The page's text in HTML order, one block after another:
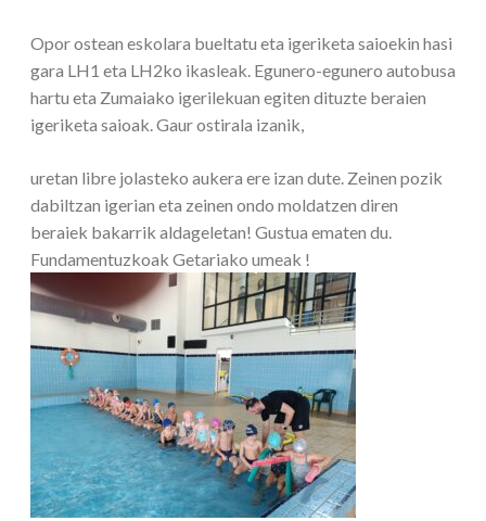
Opor ostean eskolara bueltatu eta igeriketa saioekin hasi
gara LH1 eta LH2ko ikasleak. Egunero-egunero autobusa
hartu eta Zumaiako igerilekuan egiten dituzte beraien
igeriketa saioak. Gaur ostirala izanik,
uretan libre jolasteko aukera ere izan dute. Zeinen pozik
dabiltzan igerian eta zeinen ondo moldatzen diren
beraiek bakarrik aldageletan! Gustua ematen du.
Fundamentuzkoak Getariako umeak !